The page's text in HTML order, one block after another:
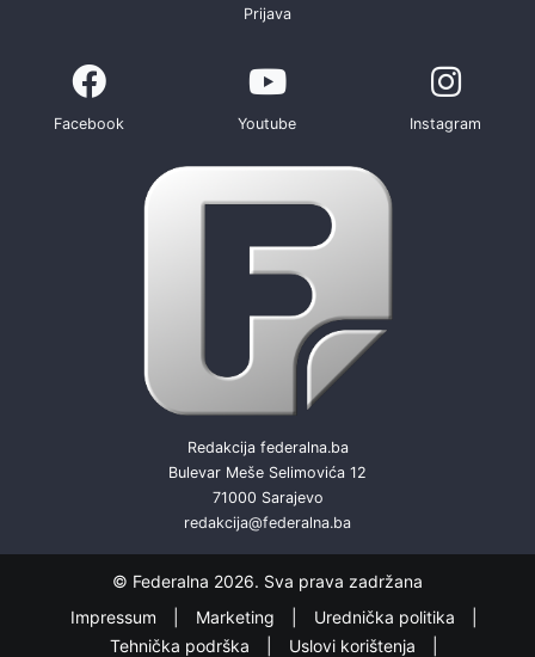
Prijava
Facebook Youtube Instagram
Redakcija federalna.ba
Bulevar Meše Selimovića 12
71000 Sarajevo
redakcija@federalna.ba
© Federalna 2026. Sva prava zadržana
Impressum
Marketing
Urednička politika
Tehnička podrška
Uslovi korištenja